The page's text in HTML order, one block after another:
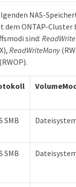
NAS-
ONTAP-Cluster
sind:
ReadWriteMany
(RWOP).
SMB
SMB